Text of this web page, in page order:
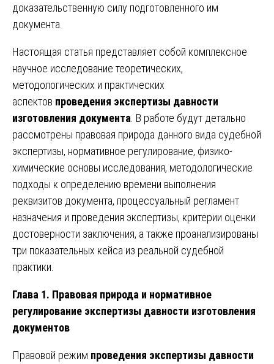
доказательственную силу подготовленного им
документа.
Настоящая статья представляет собой комплексное
научное исследование теоретических,
методологических и практических
аспектов проведения экспертизы давности
изготовления документа . В работе будут детально
рассмотрены правовая природа данного вида судебной
экспертизы, нормативное регулирование, физико-
химические основы исследования, методологические
подходы к определению времени выполнения
реквизитов документа, процессуальный регламент
назначения и проведения экспертизы, критерии оценки
достоверности заключения, а также проанализированы
три показательных кейса из реальной судебной
практики.
Глава 1. Правовая природа и нормативное
регулирование экспертизы давности изготовления
документов
Правовой режим проведения экспертизы давности